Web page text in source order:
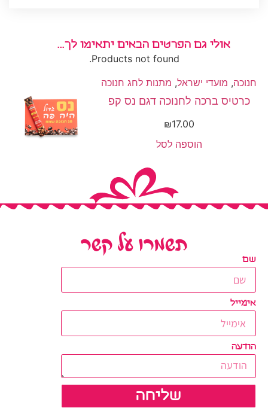
אולי גם הפרטים הבאים יתאימו לך...
Products not found.
חנוכה, מועדי ישראל, מתנות לחג חנוכה
כרטיס ברכה לחנוכה דגם נס קפ
₪17.00
הוספה לסל
תשמרו על קשר
שם
אימייל
הודעה
שליחה